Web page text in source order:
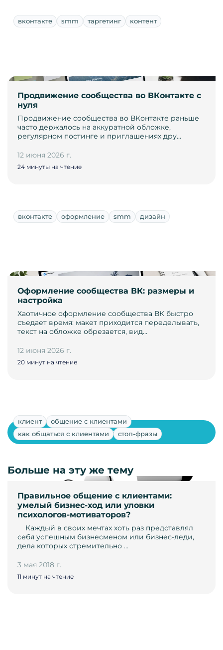
вконтакте smm таргетинг контент
Продвижение сообщества во ВКонтакте с
нуля
Продвижение сообщества во ВКонтакте раньше
часто держалось на аккуратной обложке,
регулярном постинге и приглашениях дру…
12 июня 2026 г.
24 минуты на чтение
вконтакте оформление smm дизайн
Оформление сообщества ВК: размеры и
настройка
Хаотичное оформление сообщества ВК быстро
съедает время: макет приходится переделывать,
текст на обложке обрезается, вид…
12 июня 2026 г.
20 минут на чтение
клиент
общение с клиентами
как общаться с клиентами
стоп-фразы
Правильное общение с клиентами:
умелый бизнес-ход или уловки
психологов-мотиваторов?
­ ­ ­ ­ Каждый в своих мечтах хоть раз представлял
себя успешным бизнесменом или бизнес-леди,
дела которых стремительно …
3 мая 2018 г.
11 минут на чтение
Показать ещё
Больше на эту же тему